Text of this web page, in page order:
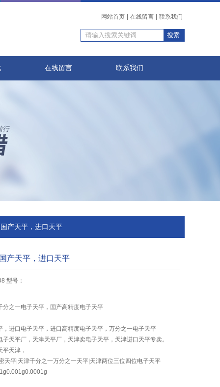
网站首页 在线留言 联系我们
在线留言 联系我们
产天平，进口天平
产天平，进口天平
型号：
分之一电子天平，国产高精度电子天平
，进口电子天平，进口高精度电子天平，万分之一电子天平
子天平厂，天津天平厂，天津卖电子天平，天津进口天平专卖。
天津，
天平|天津千分之一万分之一天平|天津两位三位四位电子天平